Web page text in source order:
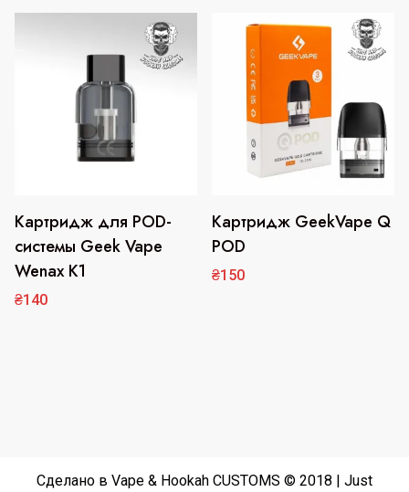
Опции
выбрать
странице
товара.
Картридж для POD-
системы Geek Vape
Wenax K1
₴140
Этот
товар
имеет
вариаций.
Картридж GeekVape Q
POD
₴150
Этот
товар
несколько
Сделано в Vape & Hookah CUSTOMS © 2018 | Just